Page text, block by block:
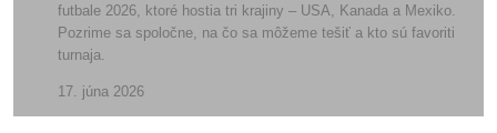
futbale 2026, ktoré hostia tri krajiny – USA, Kanada a Mexiko.
Pozrime sa spoločne, na čo sa môžeme tešiť a kto sú favoriti
turnaja.
17. júna 2026